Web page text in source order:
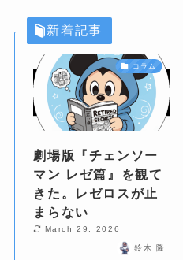
新着記事
コラム
劇場版『チェンソー
マン レゼ篇』を観て
きた。レゼロスが止
まらない
March 29, 2026
鈴木 隆